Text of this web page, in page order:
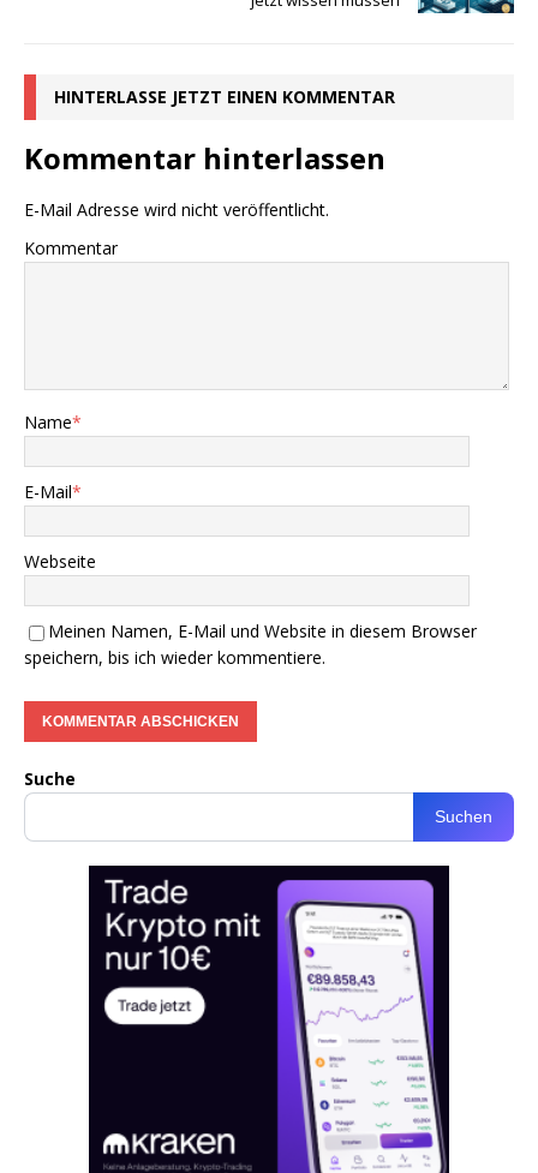
HINTERLASSE JETZT EINEN KOMMENTAR
Kommentar hinterlassen
E-Mail Adresse wird nicht veröffentlicht.
Kommentar
Name*
E-Mail*
Webseite
Meinen Namen, E-Mail und Website in diesem Browser
speichern, bis ich wieder kommentiere.
Suche
Suchen